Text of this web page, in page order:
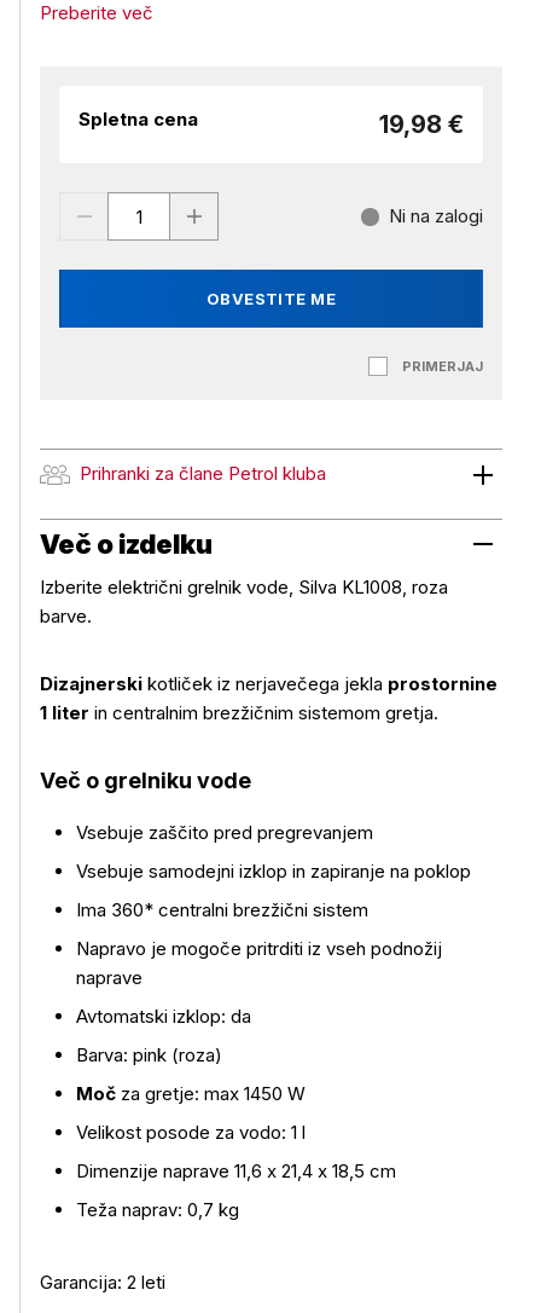
Preberite več
Spletna cena 19,98 €
OBVESTITE ME
Ni na zalogi
PRIMERJAJ
Prihranki za člane Petrol kluba
Prihranki za člane Petrol kluba
Več o izdelku
Več o izdelku
Izberite električni grelnik vode, Silva KL1008, roza
barve.
Dizajnerski kotliček iz nerjavečega jekla prostornine
1 liter in centralnim brezžičnim sistemom gretja.
Več o grelniku vode
Vsebuje zaščito pred pregrevanjem
Vsebuje samodejni izklop in zapiranje na poklop
Ima 360* centralni brezžični sistem
Napravo je mogoče pritrditi iz vseh podnožij
naprave
Avtomatski izklop: da
Barva: pink (roza)
Moč za gretje: max 1450 W
Velikost posode za vodo: 1 l
Dimenzije naprave 11,6 x 21,4 x 18,5 cm
Teža naprav: 0,7 kg
Garancija: 2 leti